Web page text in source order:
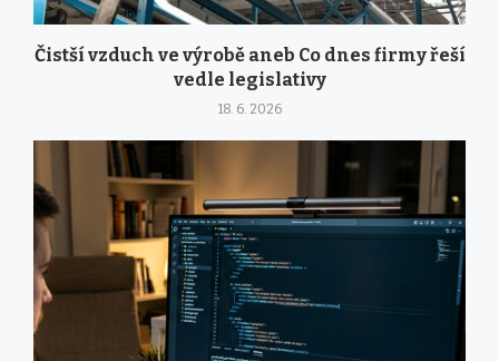
Čistší vzduch ve výrobě aneb Co dnes firmy řeší
vedle legislativy
18. 6. 2026